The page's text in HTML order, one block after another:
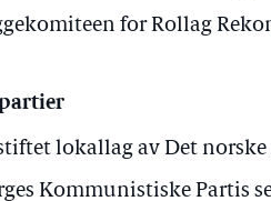
for Rollag
lokallag av Det
Kommunistiske Partis